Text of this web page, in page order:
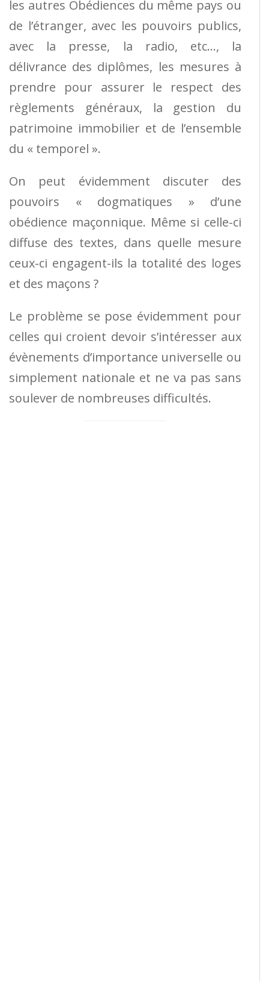
les autres Obédiences du même pays ou
de l’étranger, avec les pouvoirs publics,
avec la presse, la radio, etc…, la
délivrance des diplômes, les mesures à
prendre pour assurer le respect des
règlements généraux, la gestion du
patrimoine immobilier et de l’ensemble
du « temporel ».
On peut évidemment discuter des
pouvoirs « dogmatiques » d’une
obédience maçonnique. Même si celle-ci
diffuse des textes, dans quelle mesure
ceux-ci engagent-ils la totalité des loges
et des maçons ?
Le problème se pose évidemment pour
celles qui croient devoir s’intéresser aux
évènements d’importance universelle ou
simplement nationale et ne va pas sans
soulever de nombreuses difficultés.